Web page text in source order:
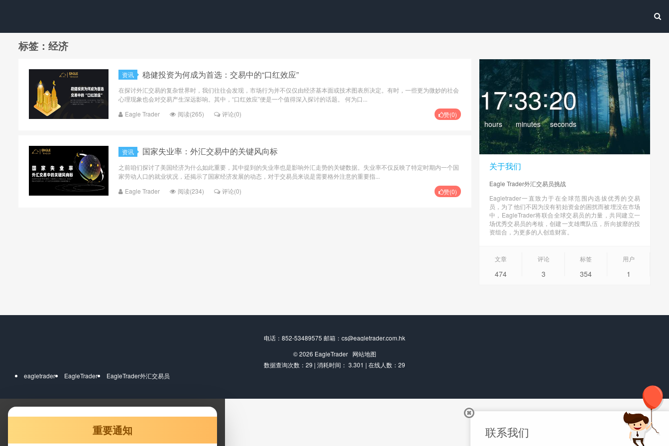
标签：经济
资讯 ​稳健投资为何成为首选：交易中的“口红效应”
在探讨外汇交易的复杂世界时，我们往往会发现，市场行为并不仅仅由经济基本面或技术图表所决定。有时，一些更为微妙的社会
心理现象也会对交易产生深远影响。其中，“口红效应”便是一个值得深入探讨的话题。 何为口...
Eagle Trader
阅读(265) 评论(0) 赞(0)
资讯 国家失业率：外汇交易中的关键风向标
之前咱们探讨了美国经济为什么如此重要，其中提到的失业率也是影响外汇走势的关键数据。失业率不仅反映了特定时期内一个国
家劳动人口的就业状况，还揭示了国家经济发展的动态，对于交易员来说是需要格外注意的重要指...
Eagle Trader
阅读(234) 评论(0) 赞(0)
17
hours
:33
minutes
:21
seconds
关于我们
Eagle Trader外汇交易员挑战
Eagletrader一直致力于在全球范围内选拔优秀的交易
员，为了他们不因为没有初始资金的困扰而被埋没在市场
中，EagleTrader将联合全球交易员的力量，共同建立一
场优秀交易员的考核，创建一支雄鹰队伍，所向披靡的投
资组合，为更多的人创造财富。
文章
474
评论
3
标签
354
用户
1
电话：852-53489575 邮箱：cs@eagletrader.com.hk
© 2026 EagleTrader
网站地图
数据查询次数：29 | 消耗时间： 3.301 | 在线人数：29
eagletrader
EagleTrader EagleTrader外汇交易员
联系我们
重要通知